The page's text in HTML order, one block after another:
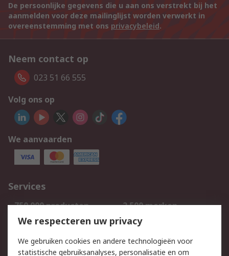
De persoonlijke gegevens die u aan ons verstrekt bij het
aanmelden voor deze mailinglijst worden verwerkt in
overeenstemming met ons privacybeleid.
Neem contact op
023 51 66 555
Volg ons op
We aanvaarden
Services
750.000 producten
2.500 merken
Bestellen
Inkoopoplossingen
Track & Trace
We respecteren uw privacy
We gebruiken cookies en andere technologieën voor
statistische gebruiksanalyses, personalisatie en om